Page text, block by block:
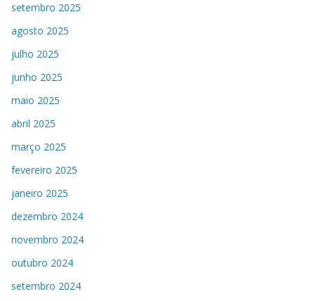
setembro 2025
agosto 2025
julho 2025
junho 2025
maio 2025
abril 2025
março 2025
fevereiro 2025
janeiro 2025
dezembro 2024
novembro 2024
outubro 2024
setembro 2024